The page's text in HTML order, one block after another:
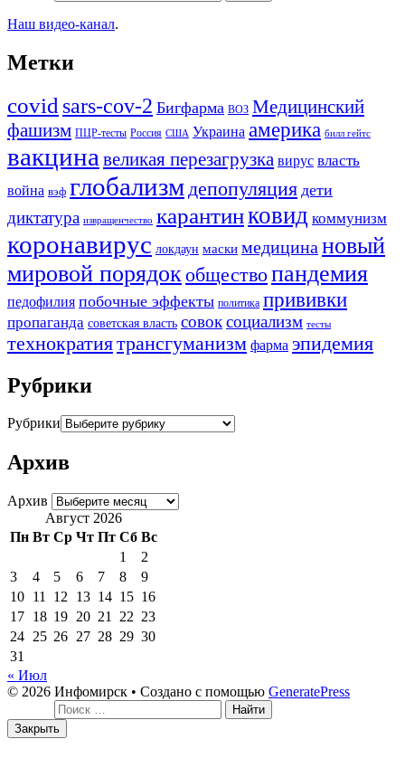
Наш видео-канал.
Метки
covid sars-cov-2 Бигфарма ВОЗ Медицинский
фашизм ПЦР-тесты Россия США Украина америка билл гейтс
вакцина великая перезагрузка вирус власть
война вэф глобализм депопуляция дети
диктатура извращенчество карантинковид коммунизм
коронавирус локдаун маски медицина новый
мировой порядок обществопандемия
педофилия побочные эффекты политика прививки
пропаганда советская власть совоксоциализм тесты
технократиятрансгуманизм фарма эпидемия
Рубрики
Рубрики
Архив
Архив
Август 2026
Пн Вт Ср Чт Пт Сб Вс
1
2
3
4 5 6 7 8
9
10 11 12 13 14 15 16
17 18 19 20 21 22 23
24 25 26 27 28 29 30
31
« Июл
© 2026 Инфомирск • Создано с помощью GeneratePress
Закрыть